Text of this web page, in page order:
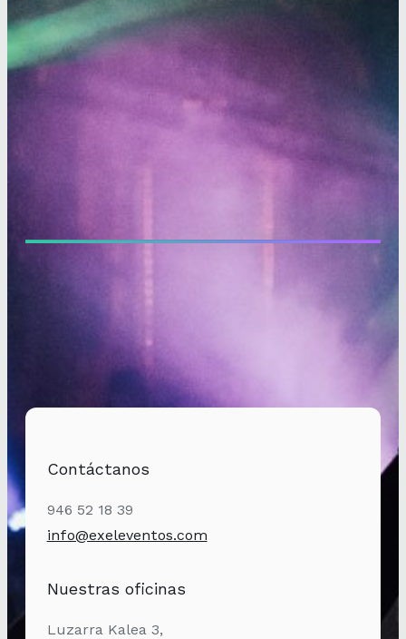
Contáctanos
946 52 18 39
info@exeleventos.com
Nuestras oficinas
Luzarra Kalea 3,